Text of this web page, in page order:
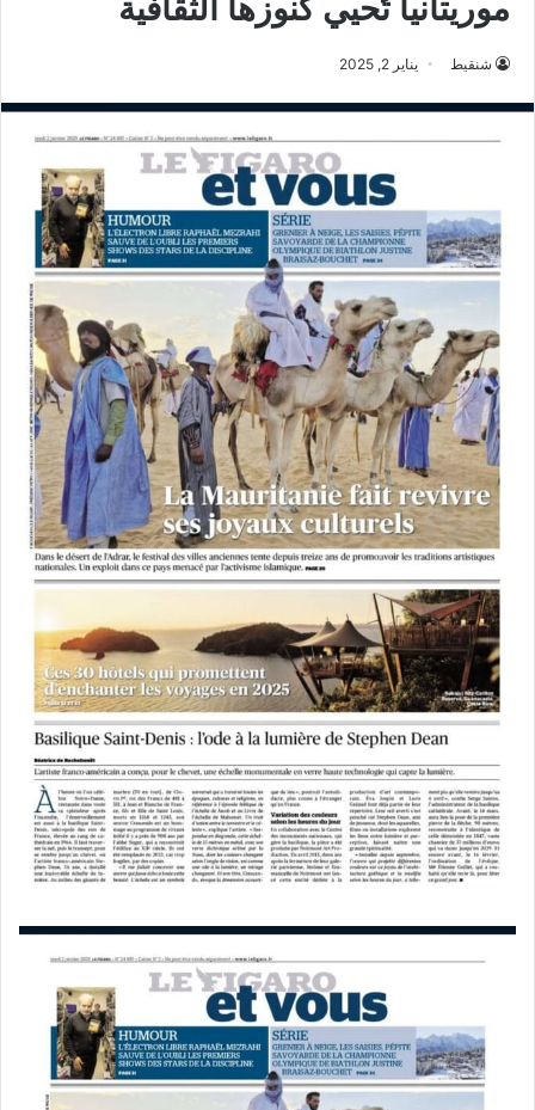
موريتانيا تُحيي كنوزها الثقافية
شنقيط يناير 2, 2025